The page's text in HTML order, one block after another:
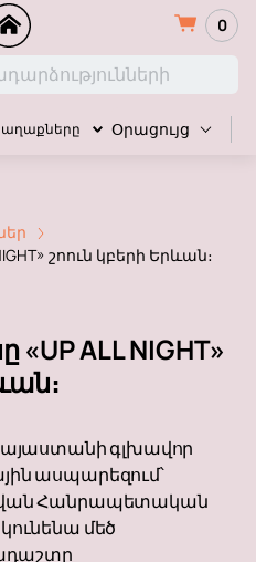
0
Օրացույց
շոուն կբերի Երևան։
ALL NIGHT»
գլխավոր
ասպարեզում՝
Հանրապետական
մեծ